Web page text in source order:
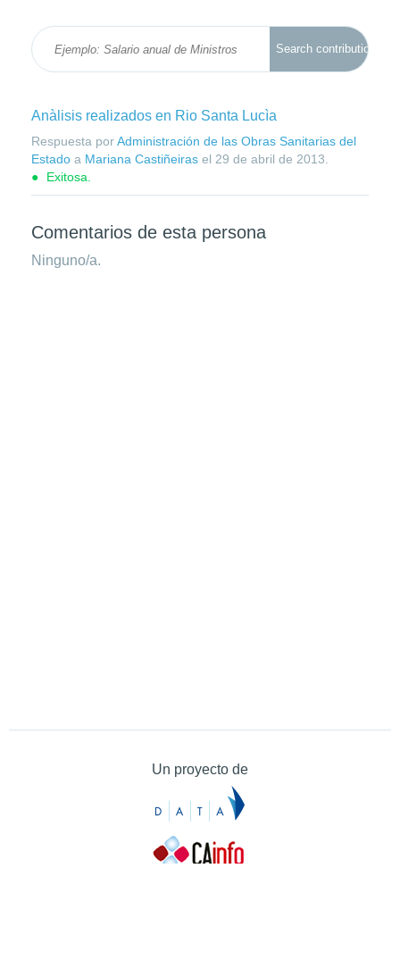
Anàlisis realizados en Rio Santa Lucìa
Respuesta porAdministración de las Obras Sanitarias del
Estado a Mariana Castiñeiras el 29 de abril de 2013
Exitosa.
Comentarios de esta persona
Ninguno/a.
Un proyecto de